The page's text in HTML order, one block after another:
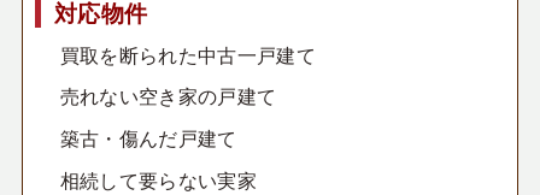
対応物件
買取を断られた中古一戸建て
売れない空き家の戸建て
築古・傷んだ戸建て
相続して要らない実家